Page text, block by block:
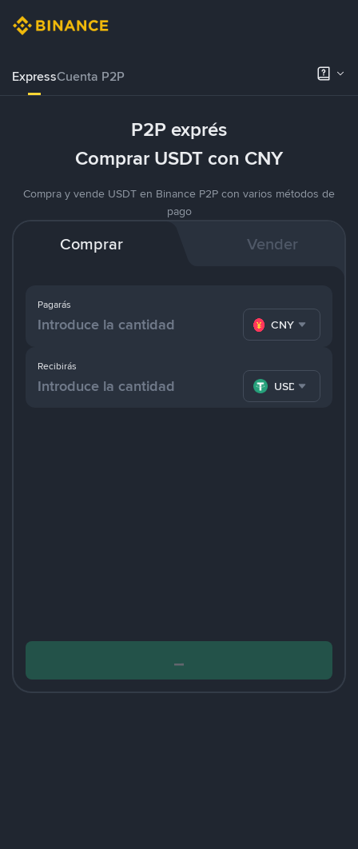
ExpressCuenta P2P
P2P exprés
Comprar USDT con CNY
Compra y vende USDT en Binance P2P con varios métodos de
pago
Comprar Vender
Pagarás
CNY
Recibirás
USDT